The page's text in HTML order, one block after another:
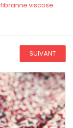
fibranne viscose
SUIVANT